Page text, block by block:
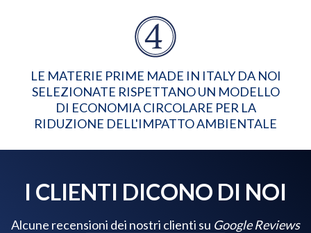
LE MATERIE PRIME MADE IN ITALY DA NOI
SELEZIONATE RISPETTANO UN MODELLO
DI ECONOMIA CIRCOLARE PER LA
RIDUZIONE DELL'IMPATTO AMBIENTALE
I CLIENTI DICONO DI NOI
Alcune recensioni dei nostri clienti su Google Reviews